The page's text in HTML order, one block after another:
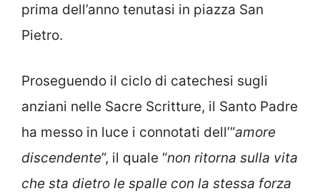
prima dell’anno tenutasi in piazza San
Pietro.
Proseguendo il ciclo di catechesi sugli
anziani nelle Sacre Scritture, il Santo Padre
ha messo in luce i connotati dell’“amore
discendente”, il quale “non ritorna sulla vita
che sta dietro le spalle con la stessa forza